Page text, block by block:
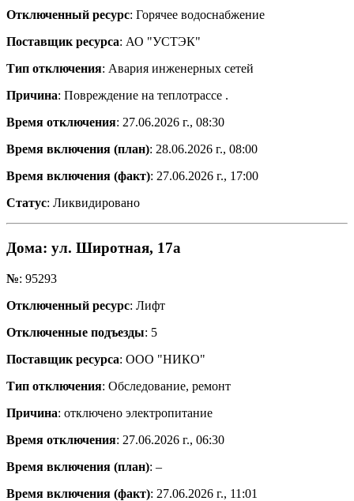
Отключенный ресурс: Горячее водоснабжение
Поставщик ресурса: АО "УСТЭК"
Тип отключения: Авария инженерных сетей
Причина: Повреждение на теплотрассе .
Время отключения: 27.06.2026 г., 08:30
Время включения (план): 28.06.2026 г., 08:00
Время включения (факт): 27.06.2026 г., 17:00
Статус: Ликвидировано
Дома: ул. Широтная, 17а
№: 95293
Отключенный ресурс: Лифт
Отключенные подъезды: 5
Поставщик ресурса: ООО "НИКО"
Тип отключения: Обследование, ремонт
Причина: отключено электропитание
Время отключения: 27.06.2026 г., 06:30
Время включения (план): –
Время включения (факт): 27.06.2026 г., 11:01